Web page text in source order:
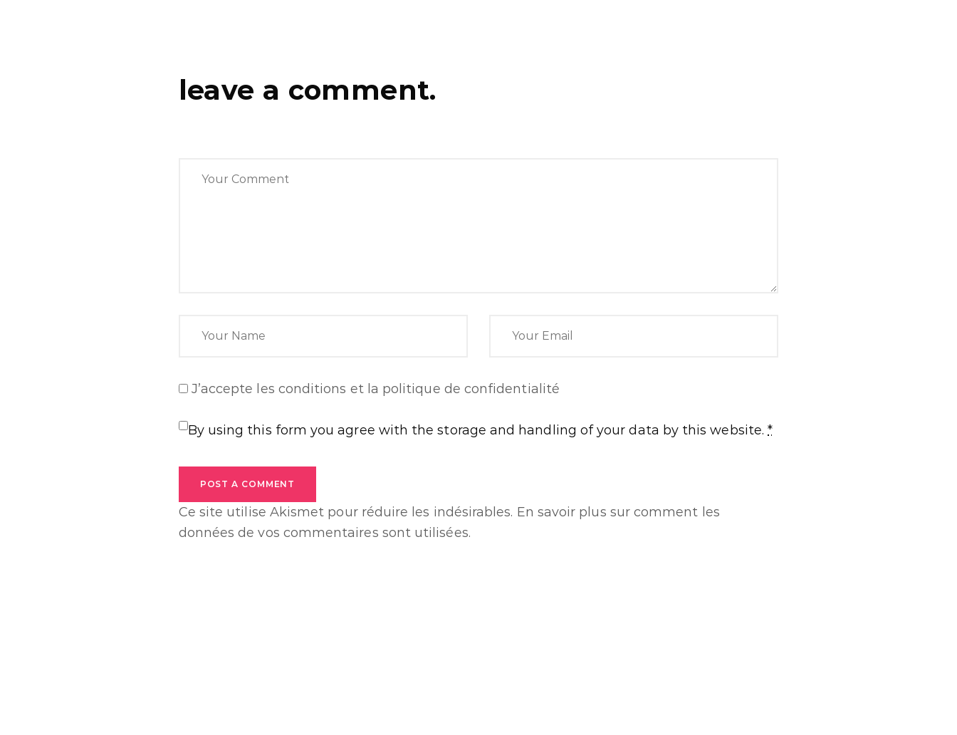
leave a comment.
J’accepte les conditions et la politique de confidentialité
By using this form you agree with the storage and handling of your data by this website.*
POST A COMMENT
Ce site utilise Akismet pour réduire les indésirables. En savoir plus sur comment les
données de vos commentaires sont utilisées.